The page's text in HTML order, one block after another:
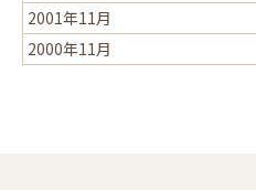
2001年11月
2000年11月